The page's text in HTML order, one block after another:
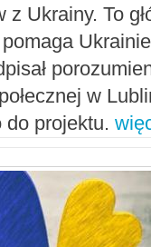
z Ukrainy. To
w
do projektu.